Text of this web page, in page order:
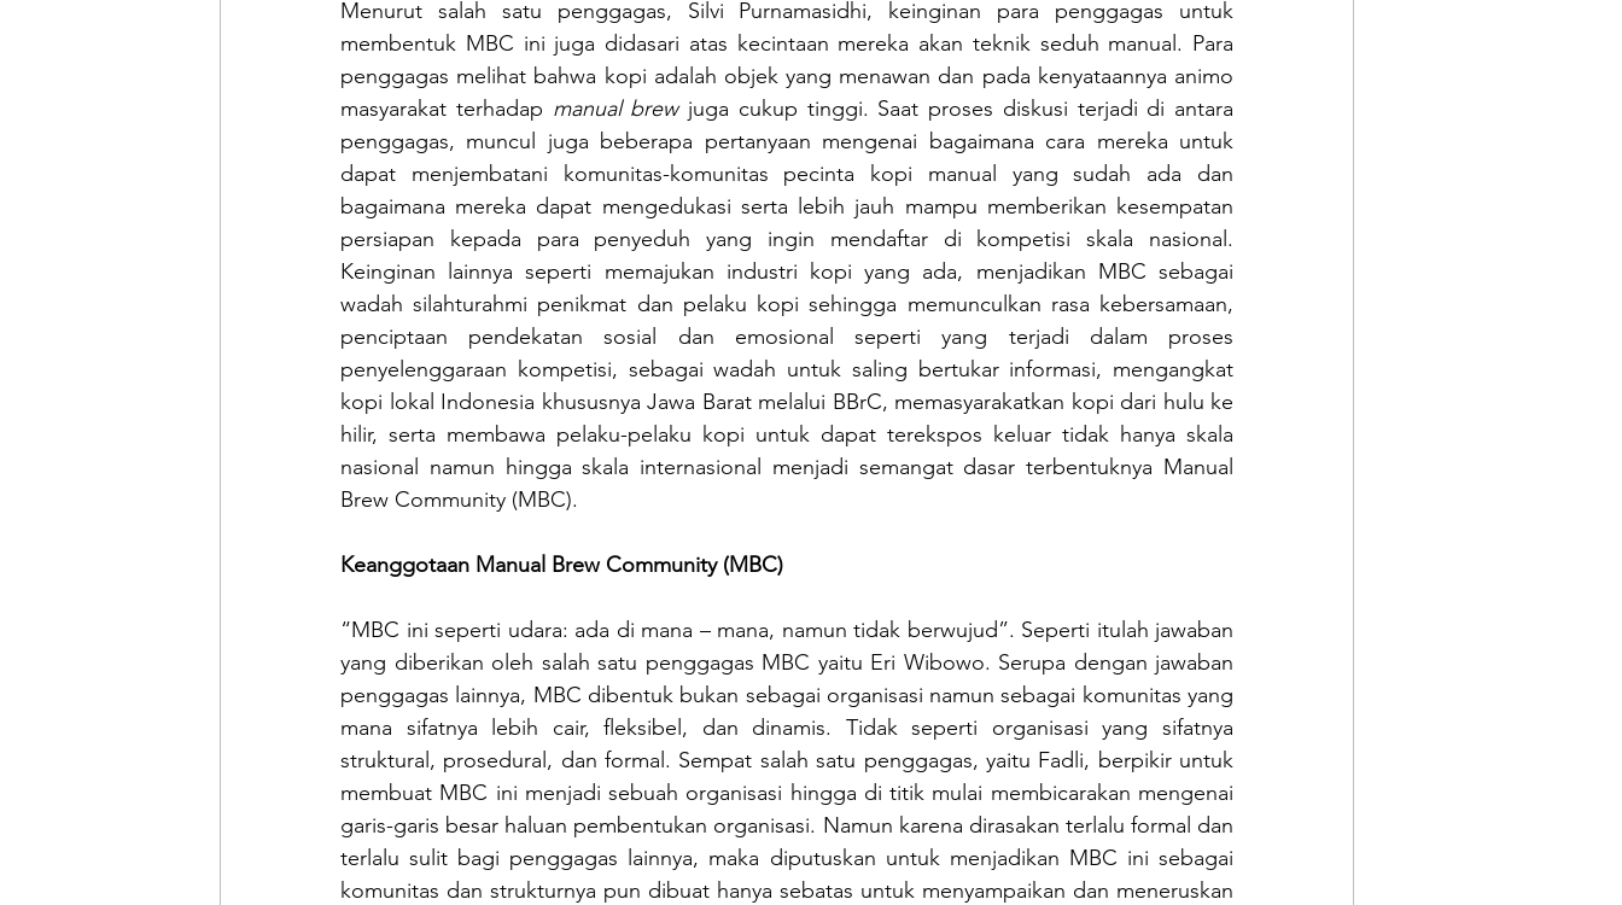
Menurut salah satu penggagas, Silvi Purnamasidhi, keinginan para penggagas untuk
membentuk MBC ini juga didasari atas kecintaan mereka akan teknik seduh manual. Para
penggagas melihat bahwa kopi adalah objek yang menawan dan pada kenyataannya animo
masyarakat terhadap manual brew juga cukup tinggi. Saat proses diskusi terjadi di antara
penggagas, muncul juga beberapa pertanyaan mengenai bagaimana cara mereka untuk
dapat menjembatani komunitas-komunitas pecinta kopi manual yang sudah ada dan
bagaimana mereka dapat mengedukasi serta lebih jauh mampu memberikan kesempatan
persiapan kepada para penyeduh yang ingin mendaftar di kompetisi skala nasional.
Keinginan lainnya seperti memajukan industri kopi yang ada, menjadikan MBC sebagai
wadah silahturahmi penikmat dan pelaku kopi sehingga memunculkan rasa kebersamaan,
penciptaan pendekatan sosial dan emosional seperti yang terjadi dalam proses
penyelenggaraan kompetisi, sebagai wadah untuk saling bertukar informasi, mengangkat
kopi lokal Indonesia khususnya Jawa Barat melalui BBrC, memasyarakatkan kopi dari hulu ke
hilir, serta membawa pelaku-pelaku kopi untuk dapat terekspos keluar tidak hanya skala
nasional namun hingga skala internasional menjadi semangat dasar terbentuknya Manual
Brew Community (MBC).
Keanggotaan Manual Brew Community (MBC)
“MBC ini seperti udara: ada di mana – mana, namun tidak berwujud”. Seperti itulah jawaban
yang diberikan oleh salah satu penggagas MBC yaitu Eri Wibowo. Serupa dengan jawaban
penggagas lainnya, MBC dibentuk bukan sebagai organisasi namun sebagai komunitas yang
mana sifatnya lebih cair, fleksibel, dan dinamis. Tidak seperti organisasi yang sifatnya
struktural, prosedural, dan formal. Sempat salah satu penggagas, yaitu Fadli, berpikir untuk
membuat MBC ini menjadi sebuah organisasi hingga di titik mulai membicarakan mengenai
garis-garis besar haluan pembentukan organisasi. Namun karena dirasakan terlalu formal dan
terlalu sulit bagi penggagas lainnya, maka diputuskan untuk menjadikan MBC ini sebagai
komunitas dan strukturnya pun dibuat hanya sebatas untuk menyampaikan dan meneruskan